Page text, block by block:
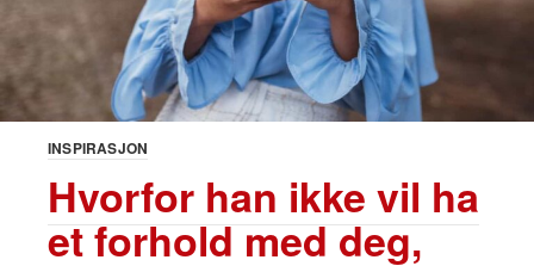
INSPIRASJON
Hvorfor han ikke vil ha
et forhold med deg,